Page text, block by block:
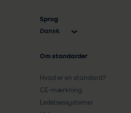
Sprog
Dansk
Om standarder
Hvad er en standard?
CE-mærkning
Ledelsessystemer